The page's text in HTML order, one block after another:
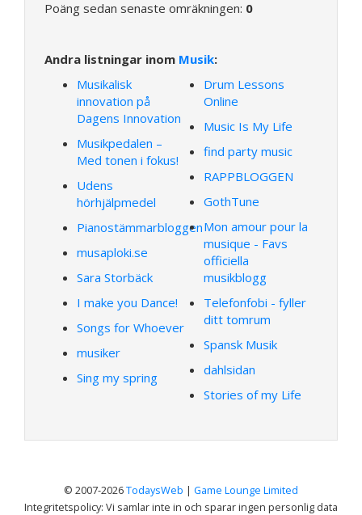
Poäng sedan senaste omräkningen: 0
Andra listningar inom Musik:
Musikalisk
innovation på
Dagens Innovation
Musikpedalen –
Med tonen i fokus!
Udens
hörhjälpmedel
Pianostämmarbloggen
musaploki.se
Sara Storbäck
I make you Dance!
Songs for Whoever
musiker
Sing my spring
Drum Lessons
Online
Music Is My Life
find party music
RAPPBLOGGEN
GothTune
Mon amour pour la
musique - Favs
officiella
musikblogg
Telefonfobi - fyller
ditt tomrum
Spansk Musik
dahlsidan
Stories of my Life
© 2007-2026TodaysWeb | Game Lounge Limited
Integritetspolicy: Vi samlar inte in och sparar ingen personlig data